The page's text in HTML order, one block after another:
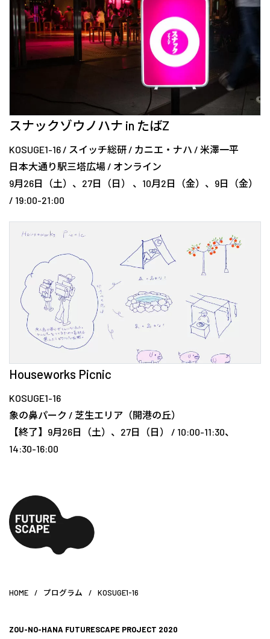
スナックゾウノハナ in たばZ
KOSUGE1-16 / スイッチ総研 / カニエ・ナハ / 米澤一平
日本大通り駅三塔広場 / オンライン
9月26日（土）、27日（日） 、10月2日（金）、9日（金）
/ 19:00-21:00
Houseworks Picnic
KOSUGE1-16
象の鼻パーク / 芝生エリア（開港の丘）
【終了】9月26日（土）、27日（日） / 10:00-11:30、
14:30-16:00
HOME / プログラム / KOSUGE1-16
ZOU-NO-HANA FUTURESCAPE PROJECT 2020